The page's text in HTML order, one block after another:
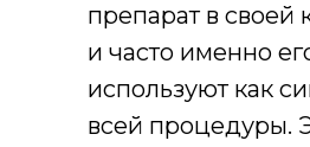
препарат в своей
и часто именно
используют как
всей процедуры.